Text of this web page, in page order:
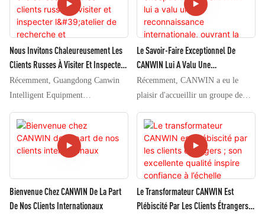
Nous Invitons Chaleureusement Les
Clients Russes À Visiter Et Inspecter
L'atelier De Recherche Et
Développement Des Produits
Récemment, Guangdong Canwin
Intelligent Equipment
Manufacturing Co., Ltd. a accueilli
un groupe de clients russes de
renom. L'équipe de commerce
extérieur de l'entreprise les a
Le Savoir-Faire Exceptionnel De
CANWIN Lui A Valu Une
Reconnaissance Internationale,
Ouvrant La Voie À La Coopération.
Récemment, CANWIN a eu le
plaisir d'accueillir un groupe de
clients internationaux qui, ayant
découvert l'entreprise via une
plateforme internationale
spécialisée dans l'industrie
énergétique, sont venus
processus de fabrication des
Bienvenue Chez CANWIN De La Part
De Nos Clients Internationaux
Le Transformateur CANWIN Est
Plébiscité Par Les Clients Étrangers ;